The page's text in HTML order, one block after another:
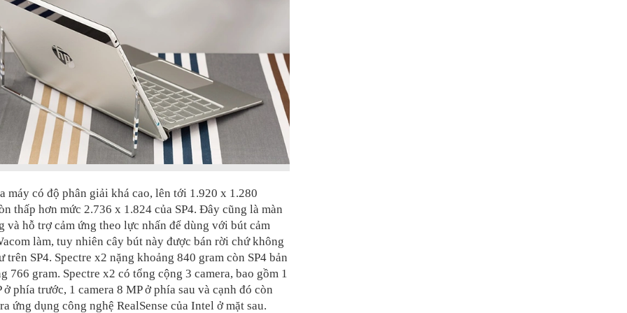
máy có độ phân giải khá cao, lên tới 1.920 x 1.280
thấp hơn mức 2.736 x 1.824 của SP4. Đây cũng là màn
và hỗ trợ cảm ứng theo lực nhấn để dùng với bút cảm
làm, tuy nhiên cây bút này được bán rời chứ không
trên SP4. Spectre x2 nặng khoảng 840 gram còn SP4 bản
766 gram. Spectre x2 có tổng cộng 3 camera, bao gồm 1
ở phía trước, 1 camera 8 MP ở phía sau và cạnh đó còn
ứng dụng công nghệ RealSense của Intel ở mặt sau.